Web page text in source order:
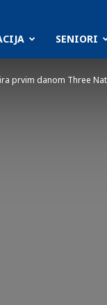
SENIORI
prvim danom Three